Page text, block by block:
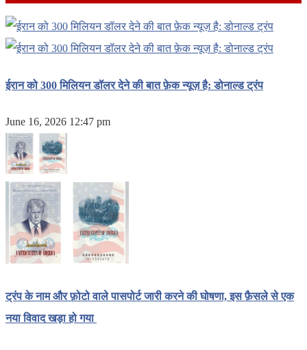
ईरान को 300 मिलियन डॉलर देने की बात फ़ेक न्यूज़ है: डोनाल्ड ट्रंप
June 16, 2026 12:47 pm
ट्रंप के नाम और फ़ोटो वाले पासपोर्ट जारी करने की घोषणा, इस फ़ैसले से एक
नया विवाद खड़ा हो गया